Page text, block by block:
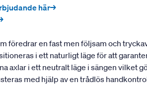
här→
föredrar en fast men följsam och
i ett naturligt läge för att
axlar i ett neutralt läge i sängen
med hjälp av en trådlös